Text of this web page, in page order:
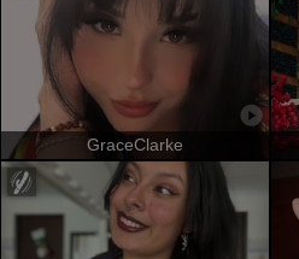
GraceClarke